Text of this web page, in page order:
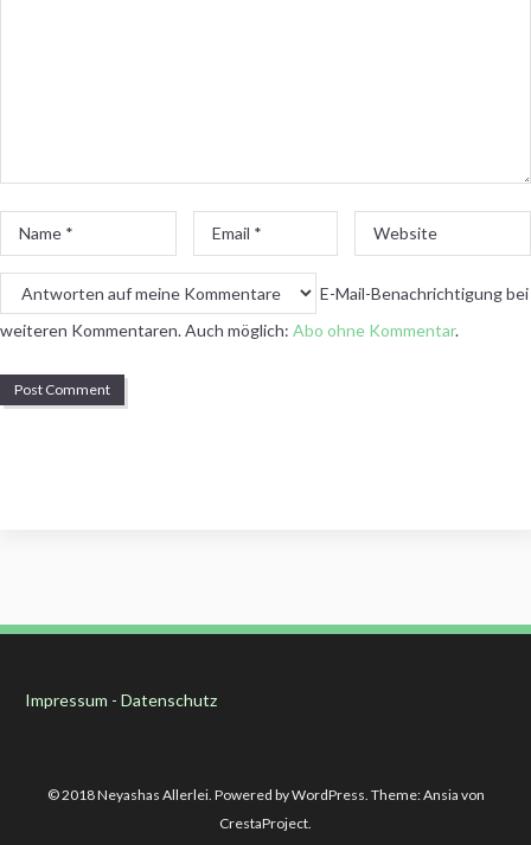
Name
*
Email
*
Website
E-Mail-Benachrichtigung bei
weiteren Kommentaren. Auch möglich: Abo ohne Kommentar.
Impressum - Datenschutz
© 2018 Neyashas Allerlei. Powered by WordPress. Theme: Ansia von
CrestaProject.